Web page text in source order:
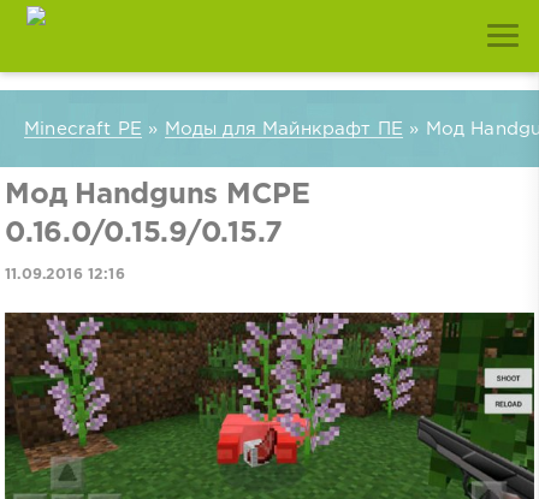
Minecraft PE » Моды для Майнкрафт ПЕ » Мод
Мод Handguns MCPE
0.16.0/0.15.9/0.15.7
11.09.2016 12:16